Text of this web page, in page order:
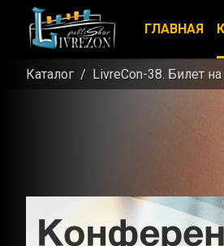
ГЛАВНАЯ
Каталог LivreCon-38. Билет